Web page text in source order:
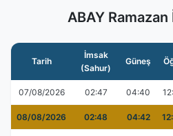
ABAY
Tarih
İmsak
(Sahur)
Güneş
07/08/2026 02:47 04:40
08/08/2026 02:48 04:42